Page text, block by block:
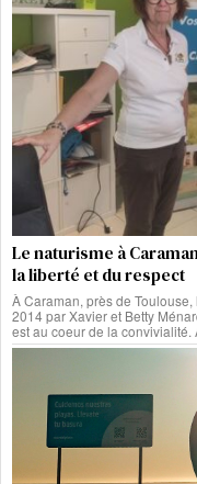
Le naturisme à
la liberté et du respect
À Caraman, près de
2014 par Xavier et Betty
est au coeur de la convivialité.